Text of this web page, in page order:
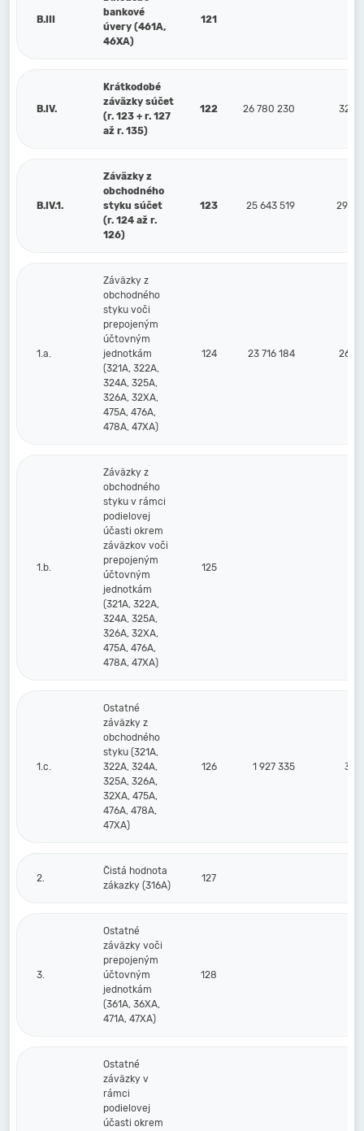
B.III
bankové
úvery (461A,
46XA)
121
B.IV.
Krátkodobé
záväzky súčet
(r. 123 + r. 127
až r. 135)
122 26 780 230 32
B.IV.1.
Záväzky z
obchodného
styku súčet
(r. 124 až r.
126)
123 25 643 519 29
1.a.
Záväzky z
obchodného
styku voči
prepojeným
účtovným
jednotkám
(321A, 322A,
324A, 325A,
326A, 32XA,
475A, 476A,
478A, 47XA)
124 23 716 184 26
1.b.
Záväzky z
obchodného
styku v rámci
podielovej
účasti okrem
záväzkov voči
prepojeným
účtovným
jednotkám
(321A, 322A,
324A, 325A,
326A, 32XA,
475A, 476A,
478A, 47XA)
125
1.c.
Ostatné
záväzky z
obchodného
styku (321A,
322A, 324A,
325A, 326A,
32XA, 475A,
476A, 478A,
47XA)
126 1 927 335 3
2.
Čistá hodnota
zákazky (316A)
127
3.
Ostatné
záväzky voči
prepojeným
účtovným
jednotkám
(361A, 36XA,
471A, 47XA)
128
Ostatné
záväzky v
rámci
podielovej
účasti okrem